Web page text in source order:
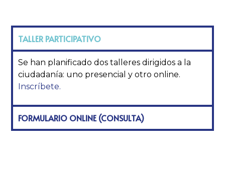
TALLER PARTICIPATIVO
Se han planificado dos talleres dirigidos a la
ciudadanía: uno presencial y otro online.
Inscríbete.
FORMULARIO ONLINE (CONSULTA)